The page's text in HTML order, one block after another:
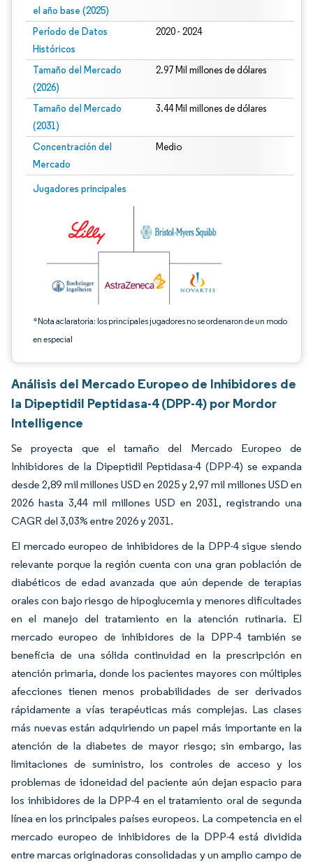
el año base (2025)
Período de Datos
Históricos
2020 - 2024
Tamaño del Mercado
(2026)
2.97 Mil millones de dólares
Tamaño del Mercado
(2031)
3.44 Mil millones de dólares
Concentración del
Mercado
Medio
Jugadores principales
*Nota aclaratoria: los principales jugadores no se ordenaron de un modo
en especial
Imagen © Mordor Intelligence. El uso requiere atribución según CC BY 4.0.
Análisis del Mercado Europeo de Inhibidores de
la Dipeptidil Peptidasa-4 (DPP-4) por Mordor
Intelligence
Se proyecta que el tamaño del Mercado Europeo de
Inhibidores de la Dipeptidil Peptidasa-4 (DPP-4) se expanda
desde 2,89 mil millones USD en 2025 y 2,97 mil millones USD en
2026 hasta 3,44 mil millones USD en 2031, registrando una
CAGR del 3,03% entre 2026 y 2031.
El mercado europeo de inhibidores de la DPP-4 sigue siendo
relevante porque la región cuenta con una gran población de
diabéticos de edad avanzada que aún depende de terapias
orales con bajo riesgo de hipoglucemia y menores dificultades
en el manejo del tratamiento en la atención rutinaria. El
mercado europeo de inhibidores de la DPP-4 también se
beneficia de una sólida continuidad en la prescripción en
atención primaria, donde los pacientes mayores con múltiples
afecciones tienen menos probabilidades de ser derivados
rápidamente a vías terapéuticas más complejas. Las clases
más nuevas están adquiriendo un papel más importante en la
atención de la diabetes de mayor riesgo; sin embargo, las
limitaciones de suministro, los controles de acceso y los
problemas de idoneidad del paciente aún dejan espacio para
los inhibidores de la DPP-4 en el tratamiento oral de segunda
línea en los principales países europeos. La competencia en el
mercado europeo de inhibidores de la DPP-4 está dividida
entre marcas originadoras consolidadas y un amplio campo de